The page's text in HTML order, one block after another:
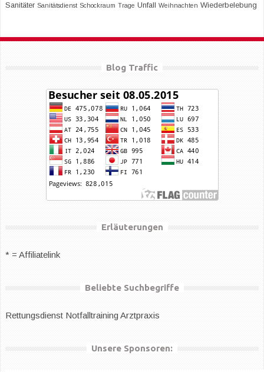
Sanitäter Sanitätsdienst Schockraum Trage Unfall Weihnachten Wiederbelebung
Blog Traffic
Erläuterungen
* = Affiliatelink
Beliebte Suchbegriffe
Rettungsdienst Notfalltraining Arztpraxis
Unsere Sponsoren: